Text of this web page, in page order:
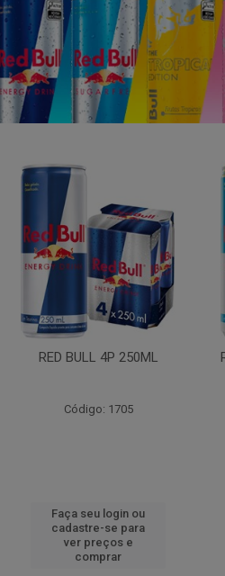
RED BULL 4P 250ML
Código: 1705
Faça seu login ou
cadastre-se para
ver preços e
comprar